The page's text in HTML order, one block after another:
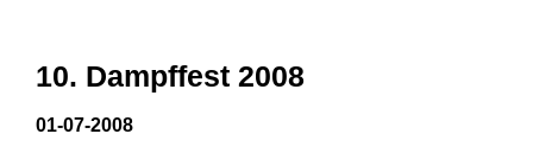
10. Dampffest 2008
01-07-2008